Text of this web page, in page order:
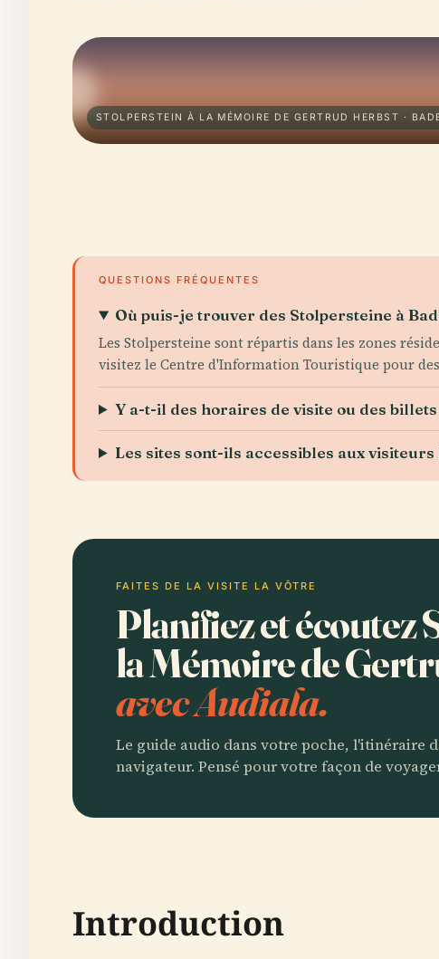
STOLPERSTEIN À LA MÉMOIRE DE GERTRUD HERBST ·
QUESTIONS FRÉQUENTES
Où puis-je trouver des Stolpersteine à
Les Stolpersteine sont répartis dans les zones
visitez le Centre d'Information Touristique pour
Y a-t-il des horaires de visite ou des
Les sites sont-ils accessibles aux visiteurs
FAITES DE LA VISITE LA VÔTRE
Planifiez et écoutez
la Mémoire de
avec Audiala.
Le guide audio dans votre poche, l'itinéraire
navigateur. Pensé pour votre façon de
Introduction